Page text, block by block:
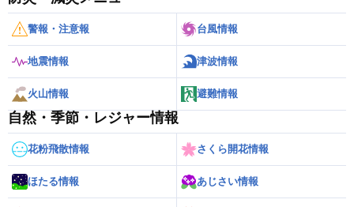
警報・注意報 台風情報
地震情報 津波情報
火山情報 避難情報
自然・季節・レジャー情報
花粉飛散情報 さくら開花情報
ほたる情報 あじさい情報